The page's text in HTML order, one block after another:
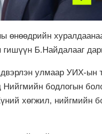
өнөөдрийн
Б.Найдалааг
улмаар УИХ-ын
Нийгмийн бодлогын
хөгжил, нийгмийн